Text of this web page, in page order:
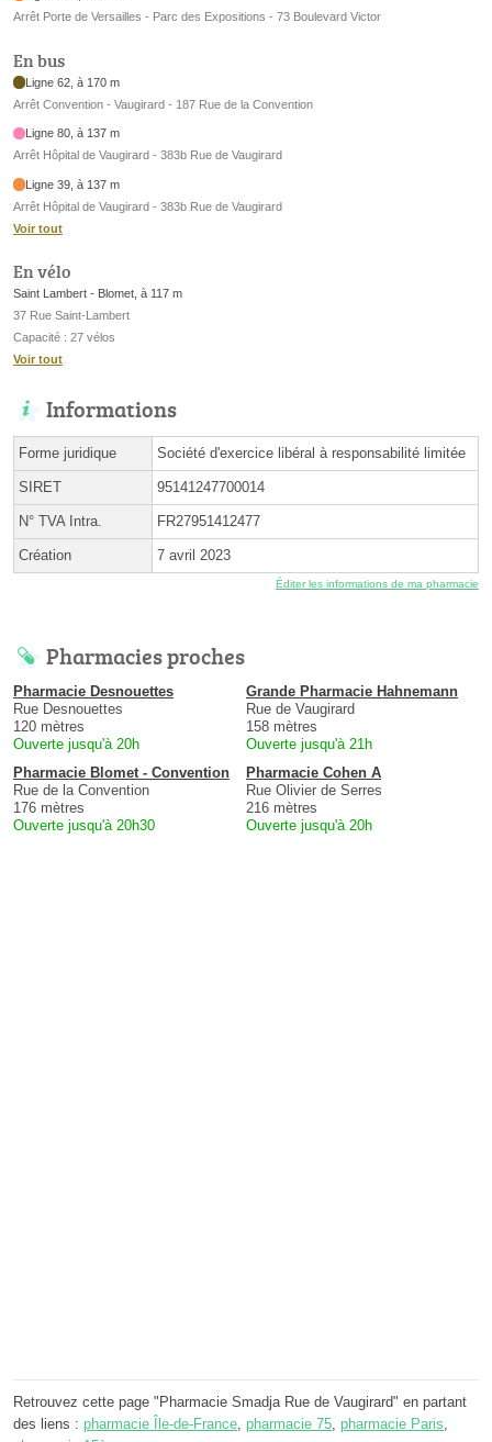
Arrêt Porte de Versailles - Parc des Expositions - 73 Boulevard Victor
En bus
Ligne 62, à 170 m
Arrêt Convention - Vaugirard - 187 Rue de la Convention
Ligne 80, à 137 m
Arrêt Hôpital de Vaugirard - 383b Rue de Vaugirard
Ligne 39, à 137 m
Arrêt Hôpital de Vaugirard - 383b Rue de Vaugirard
Voir tout
En vélo
Saint Lambert - Blomet, à 117 m
37 Rue Saint-Lambert
Capacité : 27 vélos
Voir tout
Informations
Forme juridique Société d'exercice libéral à responsabilité limitée
SIRET 95141247700014
N° TVA Intra. FR27951412477
Création 7 avril 2023
Éditer les informations de ma pharmacie
Pharmacies proches
Pharmacie Desnouettes
Rue Desnouettes
120 mètres
Ouverte jusqu'à 20h
Grande Pharmacie Hahnemann
Rue de Vaugirard
158 mètres
Ouverte jusqu'à 21h
Pharmacie Blomet - Convention
Rue de la Convention
176 mètres
Ouverte jusqu'à 20h30
Pharmacie Cohen A
Rue Olivier de Serres
216 mètres
Ouverte jusqu'à 20h
Retrouvez cette page "Pharmacie Smadja Rue de Vaugirard" en partant
des liens : pharmacie Île-de-France, pharmacie 75, pharmacie Paris,